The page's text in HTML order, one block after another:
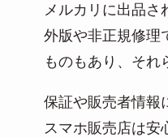
メルカリに出品さ
外版や非正規修理
ものもあり、それ
保証や販売者情報
スマホ販売店は安